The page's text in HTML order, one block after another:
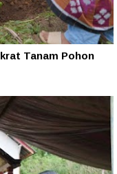
Tanam Pohon